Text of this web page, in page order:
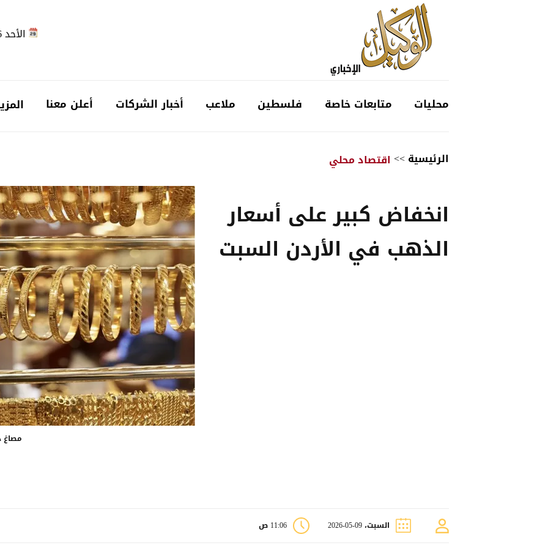
الأحد 2026-08-09
محليات متابعات خاصة فلسطين ملاعب أخبار الشركات أعلن معنا
الرئيسية>> اقتصاد محلي
انخفاض كبير على أسعار
الذهب في الأردن السبت
السبت، 09-05-2026 11:06 ص